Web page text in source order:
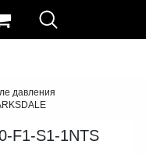
давления
F1-S1-1NTS